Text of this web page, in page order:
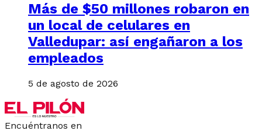
Más de $50 millones robaron en
un local de celulares en
Valledupar: así engañaron a los
empleados
5 de agosto de 2026
Encuéntranos en